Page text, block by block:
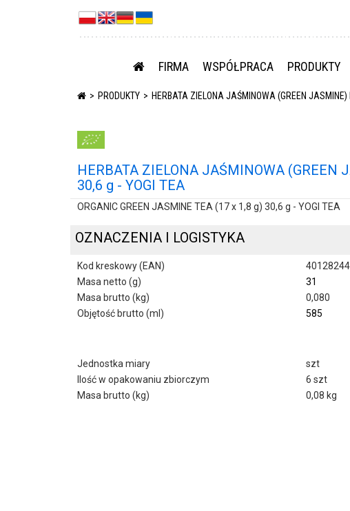
FIRMA WSPÓŁPRACA PRODUKTY
PRODUKTY HERBATA ZIELONA JAŚMINOWA (GREEN
HERBATA ZIELONA JAŚMINOWA (GREEN
30,6 g - YOGI TEA
ORGANIC GREEN JASMINE TEA (17 x 1,8 g) 30,6 g - YOGI TEA
OZNACZENIA I LOGISTYKA
Kod kreskowy (EAN)
Masa netto (g)
31
Masa brutto (kg)
0,080
Objętość brutto (ml)
585
Jednostka miary
szt
Ilość w opakowaniu zbiorczym
6 szt
Masa brutto (kg)
0,08 kg